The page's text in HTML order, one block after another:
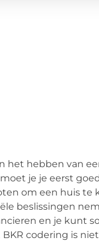
het hebben van
je je eerst
om een huis te
beslissingen
en je kunt
codering is